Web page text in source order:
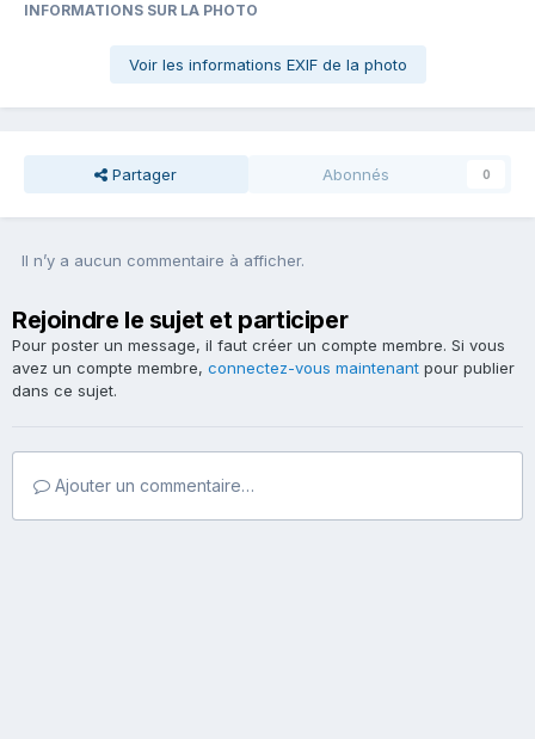
INFORMATIONS SUR LA PHOTO
Voir les informations EXIF de la photo
Partager Abonnés 0
Il n’y a aucun commentaire à afficher.
Rejoindre le sujet et participer
Pour poster un message, il faut créer un compte membre. Si vous
avez un compte membre, connectez-vous maintenant pour publier
dans ce sujet.
Ajouter un commentaire…